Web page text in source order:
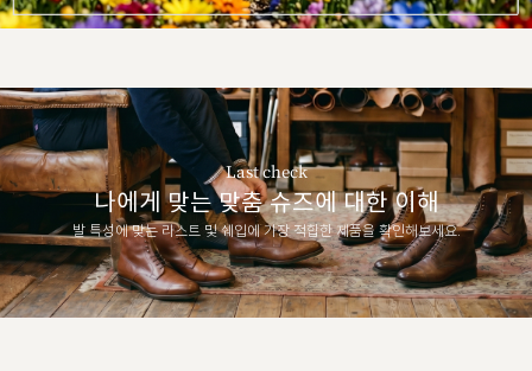
Last check
나에게 맞는 맞춤 슈즈에 대한 이해
발 특성에 맞는 라스트 및 쉐입에 가장 적합한 제품을 확인해보세요.